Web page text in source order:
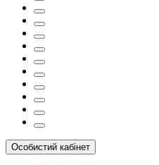
Особистий кабінет